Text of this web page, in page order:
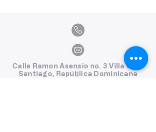
Calle Ramon Asensio no. 3 Villa Olga
Santiago, República Dominicana